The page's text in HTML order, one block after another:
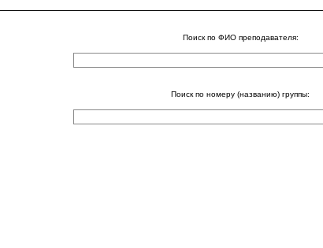
Поиск по ФИО преподавателя:
Поиск по номеру (названию) группы: